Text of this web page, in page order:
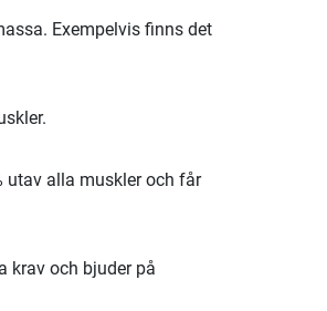
Exempelvis finns det
utav alla muskler och får
krav och bjuder på